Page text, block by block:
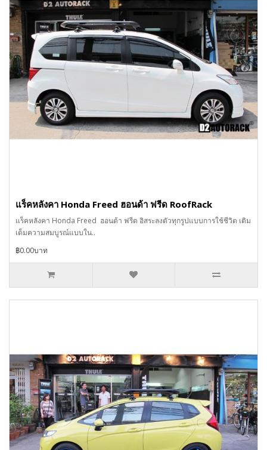
แร็คหลังคา Honda Freed ฮอนด้า ฟรีด RoofRack
แร็คหลังคา Honda Freed ฮอนด้า ฟรีด อิสระลงตัวทุกรูปแบบการใช้ชีวิต เติม
เต็มความสมบูรณ์แบบใน..
฿0.00บาท